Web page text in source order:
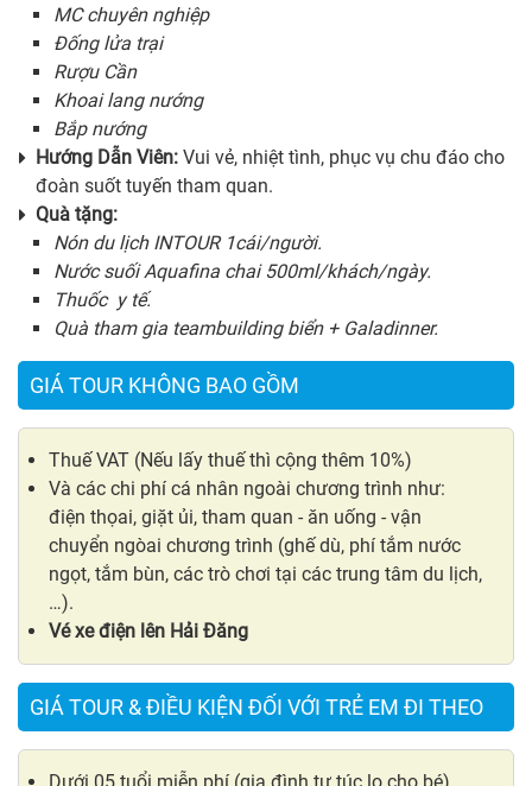
MC chuyên nghiệp
Đống lửa trại
Rượu Cần
Khoai lang nướng
Bắp nướng
Hướng Dẫn Viên: Vui vẻ, nhiệt tình, phục vụ chu đáo cho
đoàn suốt tuyến tham quan.
Quà tặng:
Nón du lịch INTOUR 1cái/người.
Nước suối Aquafina chai 500ml/khách/ngày.
Thuốc y tế.
Quà tham gia teambuilding biển + Galadinner.
GIÁ TOUR KHÔNG BAO GỒM
Thuế VAT (Nếu lấy thuế thì cộng thêm 10%)
Và các chi phí cá nhân ngoài chương trình như:
điện thọai, giặt ủi, tham quan - ăn uống - vận
chuyển ngòai chương trình (ghế dù, phí tắm nước
ngọt, tắm bùn, các trò chơi tại các trung tâm du lịch,
…).
Vé xe điện lên Hải Đăng
GIÁ TOUR & ĐIỀU KIỆN ĐỐI VỚI TRẺ EM ĐI THEO